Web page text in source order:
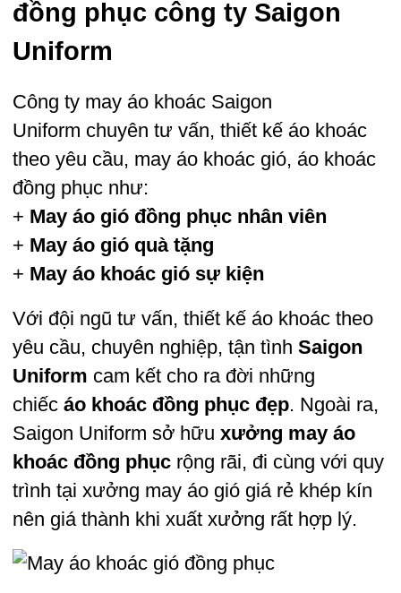
đồng phục công ty Saigon
Uniform
Công ty may áo khoác Saigon
Uniform chuyên tư vấn, thiết kế áo khoác
theo yêu cầu, may áo khoác gió, áo khoác
đồng phục như:
+ May áo gió đồng phục nhân viên
+ May áo gió quà tặng
+ May áo khoác gió sự kiện
Với đội ngũ tư vấn, thiết kế áo khoác theo
yêu cầu, chuyên nghiệp, tận tìnhSaigon
Uniform cam kết cho ra đời những
chiếcáo khoác đồng phục đẹp. Ngoài ra,
Saigon Uniform sở hữuxưởng may áo
khoác đồng phục rộng rãi, đi cùng với quy
trình tại xưởng may áo gió giá rẻ khép kín
nên giá thành khi xuất xưởng rất hợp lý.